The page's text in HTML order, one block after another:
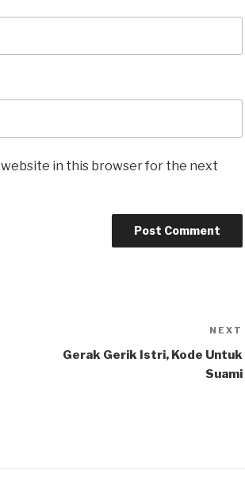
website in this browser for the next
NEXT
Gerak Gerik Istri, Kode Untuk
Suami